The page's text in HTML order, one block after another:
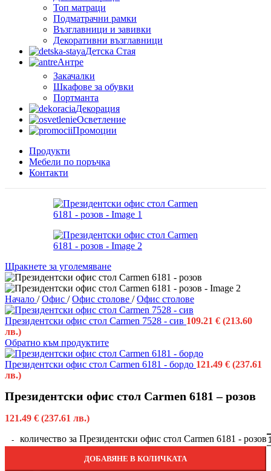
Топ матраци
Подматрачни рамки
Възглавници и завивки
Декоративни възглавници
Детска Стая
Антре
Закачалки
Шкафове за обувки
Портманта
Декорация
Осветление
Промоции
Продукти
Мебели по поръчка
Контакти
Щракнете за уголемяване
Начало / Офис / Офис столове / Офис столове
Президентски офис стол Carmen 7528 - сив 109.21 € (213.60
лв.)
Обратно към продуктите
Президентски офис стол Carmen 6181 - бордо 121.49 € (237.61
лв.)
Президентски офис стол Carmen 6181 – розов
121.49 € (237.61 лв.)
количество за Президентски офис стол Carmen 6181 - розов
ДОБАВЯНЕ В КОЛИЧКАТА